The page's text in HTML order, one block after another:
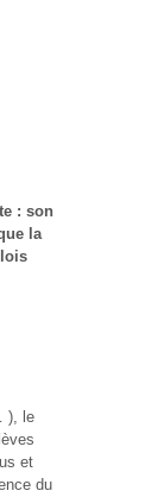
: son
la
), le
et
du